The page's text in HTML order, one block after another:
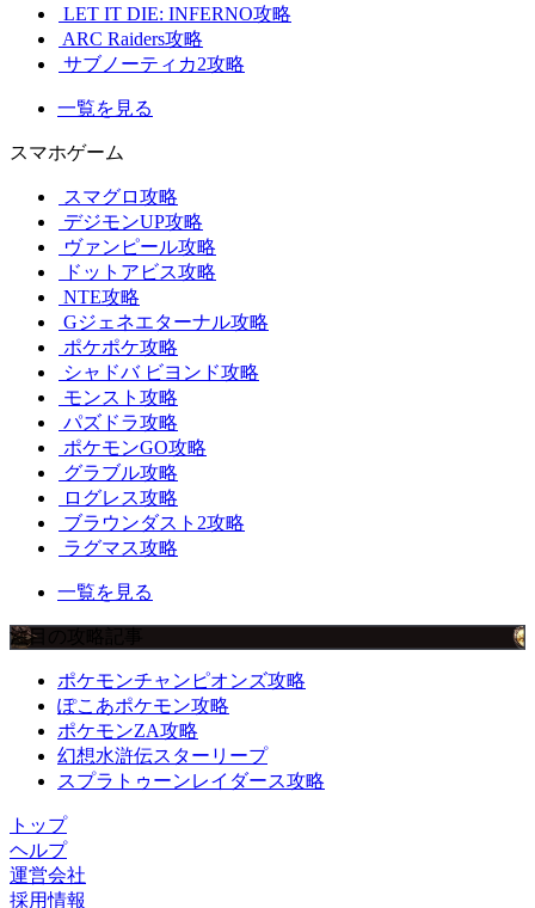
LET IT DIE: INFERNO攻略
ARC Raiders攻略
サブノーティカ2攻略
一覧を見る
スマホゲーム
スマグロ攻略
デジモンUP攻略
ヴァンピール攻略
ドットアビス攻略
NTE攻略
Gジェネエターナル攻略
ポケポケ攻略
シャドバ ビヨンド攻略
モンスト攻略
パズドラ攻略
ポケモンGO攻略
グラブル攻略
ログレス攻略
ブラウンダスト2攻略
ラグマス攻略
一覧を見る
注目の攻略記事
ポケモンチャンピオンズ攻略
ぽこあポケモン攻略
ポケモンZA攻略
幻想水滸伝スターリープ
スプラトゥーンレイダース攻略
トップ
ヘルプ
運営会社
採用情報